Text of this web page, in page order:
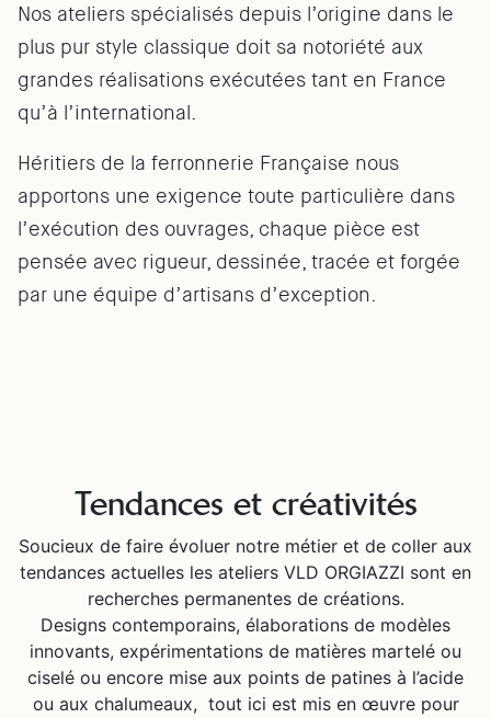
Nos ateliers spécialisés depuis l’origine dans le
plus pur style classique doit sa notoriété aux
grandes réalisations exécutées tant en France
qu’à l’international.
Héritiers de la ferronnerie Française nous
apportons une exigence toute particulière dans
l’exécution des ouvrages, chaque pièce est
pensée avec rigueur, dessinée, tracée et forgée
par une équipe d’artisans d’exception.
Tendances et créativités
Soucieux de faire évoluer notre métier et de coller aux
tendances actuelles les ateliers VLD ORGIAZZI sont en
recherches permanentes de créations.
Designs contemporains, élaborations de modèles
innovants, expérimentations de matières martelé ou
ciselé ou encore mise aux points de patines à l’acide
ou aux chalumeaux, tout ici est mis en œuvre pour